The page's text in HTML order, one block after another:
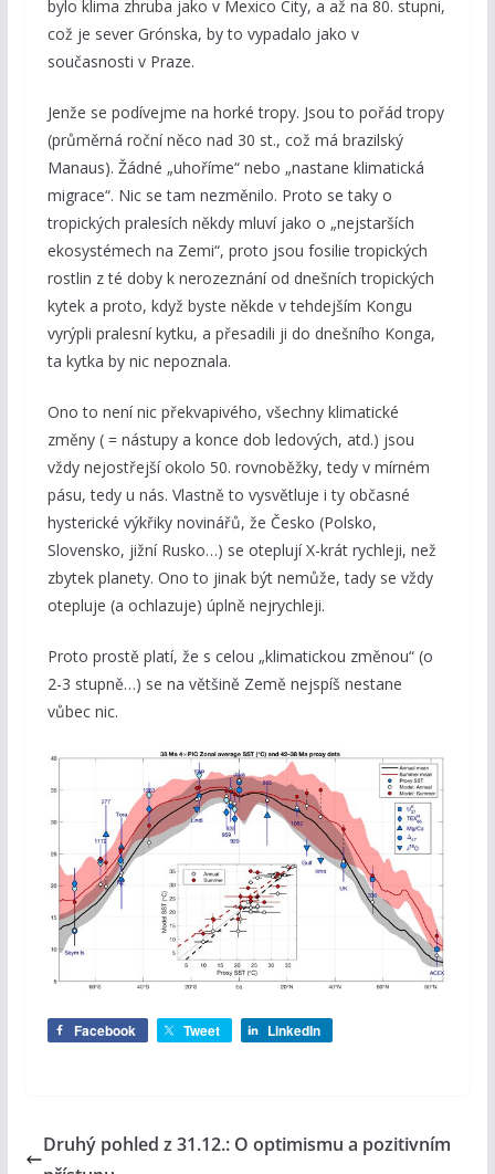
bylo klima zhruba jako v Mexico City, a až na 80. stupni,
což je sever Grónska, by to vypadalo jako v
současnosti v Praze.
Jenže se podívejme na horké tropy. Jsou to pořád tropy
(průměrná roční něco nad 30 st., což má brazilský
Manaus). Žádné „uhoříme“ nebo „nastane klimatická
migrace“. Nic se tam nezměnilo. Proto se taky o
tropických pralesích někdy mluví jako o „nejstarších
ekosystémech na Zemi“, proto jsou fosilie tropických
rostlin z té doby k nerozeznání od dnešních tropických
kytek a proto, když byste někde v tehdejším Kongu
vyrýpli pralesní kytku, a přesadili ji do dnešního Konga,
ta kytka by nic nepoznala.
Ono to není nic překvapivého, všechny klimatické
změny ( = nástupy a konce dob ledových, atd.) jsou
vždy nejostřejší okolo 50. rovnoběžky, tedy v mírném
pásu, tedy u nás. Vlastně to vysvětluje i ty občasné
hysterické výkřiky novinářů, že Česko (Polsko,
Slovensko, jižní Rusko…) se oteplují X-krát rychleji, než
zbytek planety. Ono to jinak být nemůže, tady se vždy
otepluje (a ochlazuje) úplně nejrychleji.
Proto prostě platí, že s celou „klimatickou změnou“ (o
2-3 stupně…) se na většině Země nejspíš nestane
vůbec nic.
Facebook Tweet LinkedIn
Druhý pohled z 31.12.: O optimismu a pozitivním